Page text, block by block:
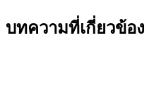
บทความที่เกี่ยวข้อง